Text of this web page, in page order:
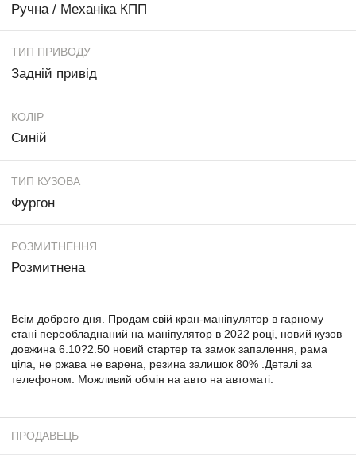
Ручна / Механіка КПП
ТИП ПРИВОДУ
Задній привід
КОЛІР
Синій
ТИП КУЗОВА
Фургон
РОЗМИТНЕННЯ
Розмитнена
Всім доброго дня. Продам свій кран-маніпулятор в гарному
стані переобладнаний на маніпулятор в 2022 році, новий кузов
довжина 6.10?2.50 новий стартер та замок запалення, рама
ціла, не ржава не варена, резина залишок 80% .Деталі за
телефоном. Можливий обмін на авто на автоматі.
ПРОДАВЕЦЬ